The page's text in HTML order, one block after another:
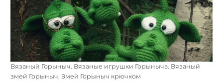
Вязаный Горыныч. Вязаные игрушки Горыныча. Вязаный
змей Горыныч. Змей Горыныч крючком